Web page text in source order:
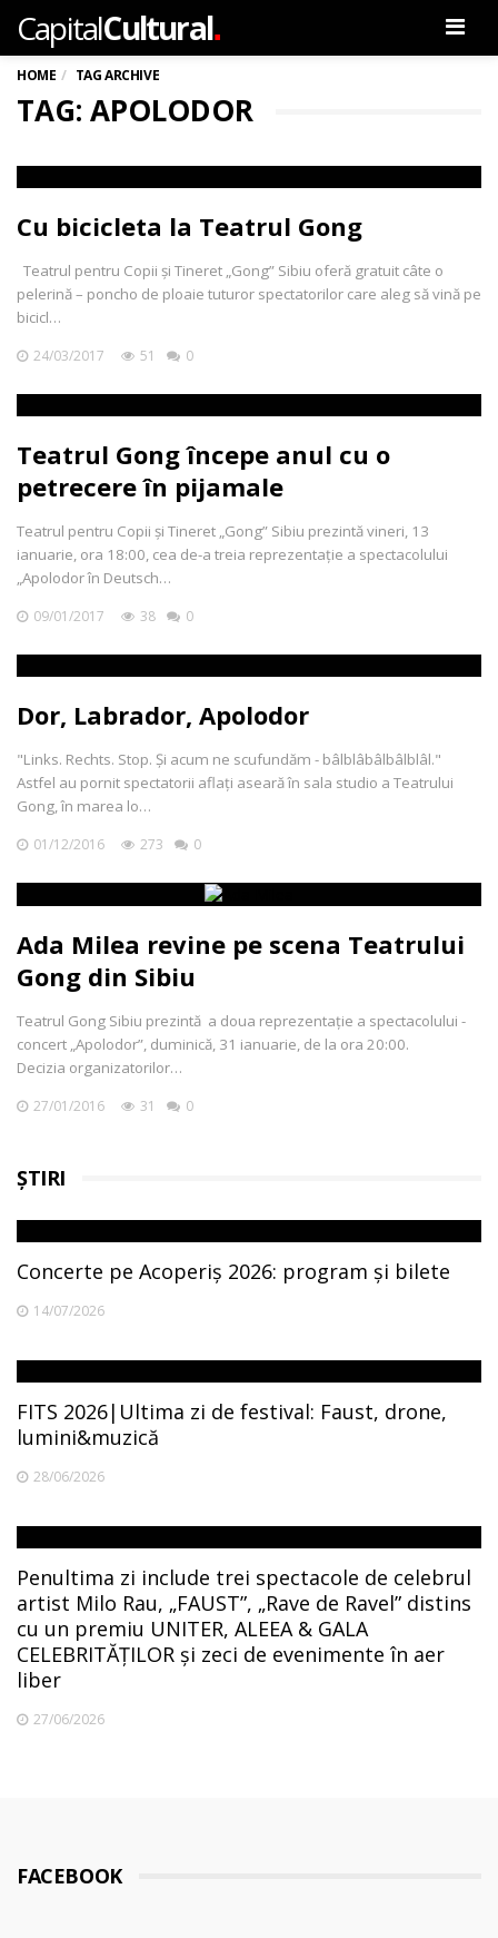
CapitalCultural.
HOME TAG ARCHIVE
TAG: APOLODOR
Cu bicicleta la Teatrul Gong
Teatrul pentru Copii și Tineret „Gong” Sibiu oferă gratuit câte o
pelerină – poncho de ploaie tuturor spectatorilor care aleg să vină pe
bicicl…
24/03/2017 51 0
Teatrul Gong începe anul cu o
petrecere în pijamale
Teatrul pentru Copii și Tineret „Gong” Sibiu prezintă vineri, 13
ianuarie, ora 18:00, cea de-a treia reprezentație a spectacolului
„Apolodor în Deutsch…
09/01/2017 38 0
Dor, Labrador, Apolodor
"Links. Rechts. Stop. Și acum ne scufundăm - bâlblâbâlbâlblâl."
Astfel au pornit spectatorii aflați aseară în sala studio a Teatrului
Gong, în marea lo…
01/12/2016 273 0
Ada Milea revine pe scena Teatrului
Gong din Sibiu
Teatrul Gong Sibiu prezintă a doua reprezentație a spectacolului -
concert „Apolodor”, duminică, 31 ianuarie, de la ora 20:00.
Decizia organizatorilor…
27/01/2016 31 0
ȘTIRI
Concerte pe Acoperiș 2026: program și bilete
14/07/2026
FITS 2026|Ultima zi de festival: Faust, drone,
lumini&muzică
28/06/2026
Penultima zi include trei spectacole de celebrul
artist Milo Rau, „FAUST”, „Rave de Ravel” distins
cu un premiu UNITER, ALEEA & GALA
CELEBRITĂȚILOR și zeci de evenimente în aer
liber
27/06/2026
FACEBOOK